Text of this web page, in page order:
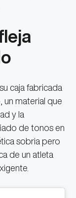
caja fabricada
, un material que
y la
de tonos en
sobria pero
de un atleta